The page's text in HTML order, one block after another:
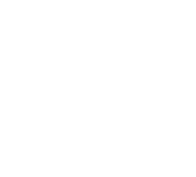
coronavirus du